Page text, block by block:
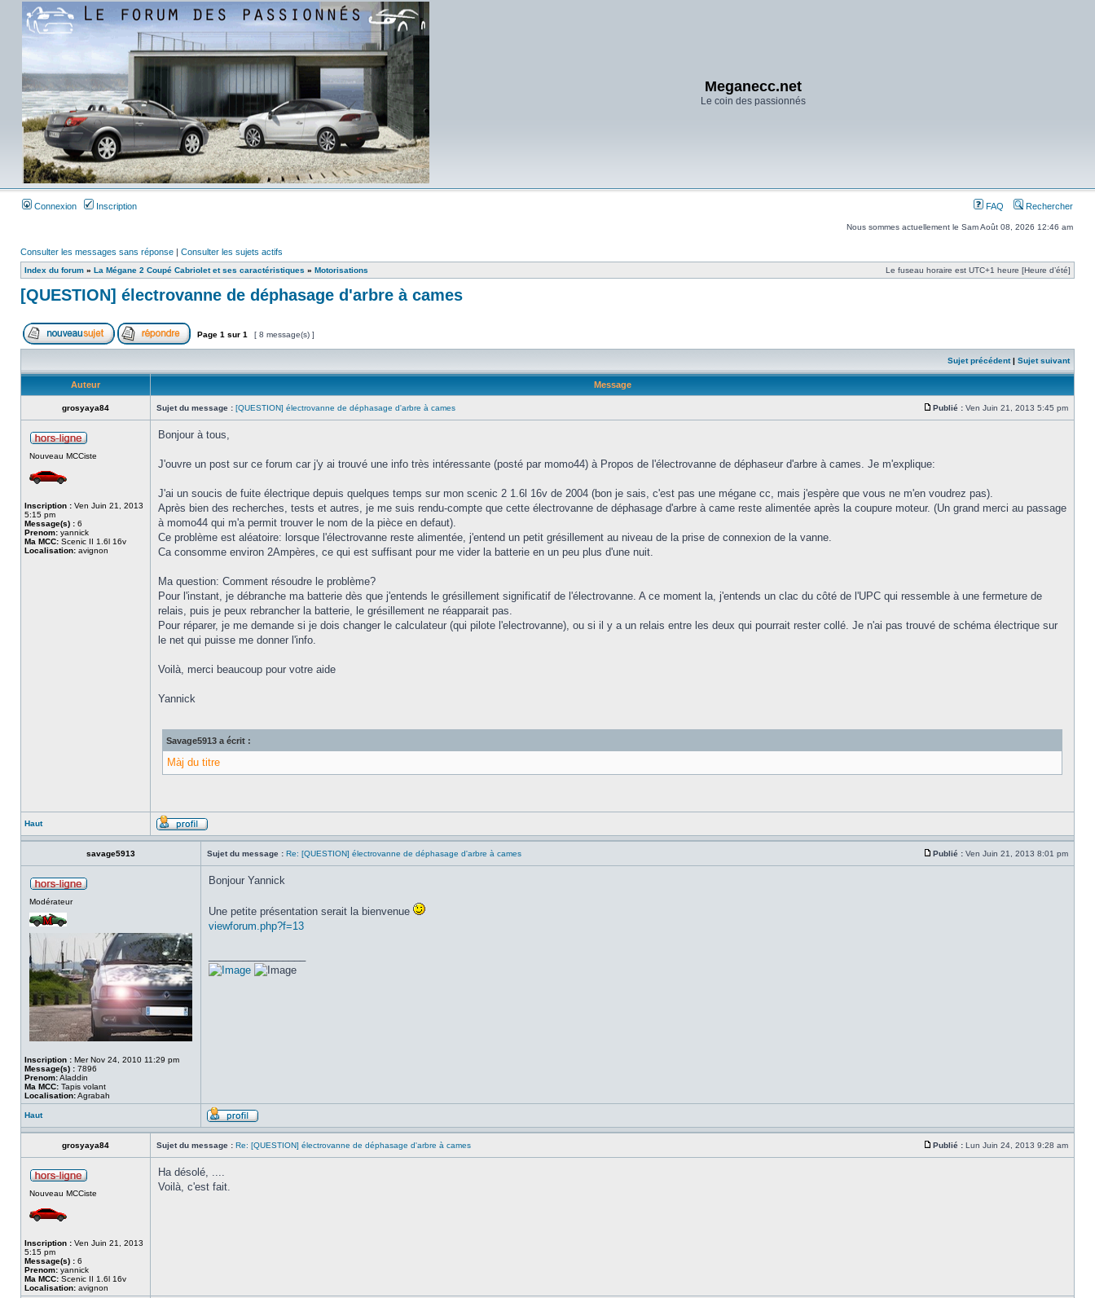
Meganecc.net
Le coin des passionnés
Connexion Inscription FAQ Rechercher
Nous sommes actuellement le Sam Août 08, 2026 12:46 am
Consulter les messages sans réponse | Consulter les sujets actifs
Index du forum » La Mégane 2 Coupé Cabriolet et ses caractéristiques » Motorisations Le fuseau horaire est UTC+1 heure [Heure d’été]
[QUESTION] électrovanne de déphasage d'arbre à cames
Page 1 sur 1 [ 8 message(s) ]
Sujet précédent| Sujet suivant
Auteur Message
grosyaya84 Sujet du message : [QUESTION] électrovanne de déphasage d'arbre à cames Publié : Ven Juin 21, 2013 5:45 pm
Nouveau MCCiste
Inscription : Ven Juin 21, 2013
5:15 pm
Message(s) : 6
Prenom: yannick
Ma MCC: Scenic II 1.6l 16v
Localisation: avignon
Bonjour à tous,
J'ouvre un post sur ce forum car j'y ai trouvé une info très intéressante (posté par momo44) à Propos de l'électrovanne de déphaseur d'arbre à cames. Je m'explique:
J'ai un soucis de fuite électrique depuis quelques temps sur mon scenic 2 1.6l 16v de 2004 (bon je sais, c'est pas une mégane cc, mais j'espère que vous ne m'en voudrez pas).
Après bien des recherches, tests et autres, je me suis rendu-compte que cette électrovanne de déphasage d'arbre à came reste alimentée après la coupure moteur. (Un grand merci au passage
à momo44 qui m'a permit trouver le nom de la pièce en defaut).
Ce problème est aléatoire: lorsque l'électrovanne reste alimentée, j'entend un petit grésillement au niveau de la prise de connexion de la vanne.
Ca consomme environ 2Ampères, ce qui est suffisant pour me vider la batterie en un peu plus d'une nuit.
Ma question: Comment résoudre le problème?
Pour l'instant, je débranche ma batterie dès que j'entends le grésillement significatif de l'électrovanne. A ce moment la, j'entends un clac du côté de l'UPC qui ressemble à une fermeture de
relais, puis je peux rebrancher la batterie, le grésillement ne réapparait pas.
Pour réparer, je me demande si je dois changer le calculateur (qui pilote l'electrovanne), ou si il y a un relais entre les deux qui pourrait rester collé. Je n'ai pas trouvé de schéma électrique sur
le net qui puisse me donner l'info.
Voilà, merci beaucoup pour votre aide
Yannick
Savage5913 a écrit :
Màj du titre
Haut
savage5913 Sujet du message : Re: [QUESTION] électrovanne de déphasage d'arbre à cames Publié : Ven Juin 21, 2013 8:01 pm
Modérateur
Inscription : Mer Nov 24, 2010 11:29 pm
Message(s) : 7896
Prenom:Aladdin
Ma MCC: Tapis volant
Localisation:Agrabah
Bonjour Yannick
Une petite présentation serait la bienvenue
viewforum.php?f=13
Haut
grosyaya84 Sujet du message : Re: [QUESTION] électrovanne de déphasage d'arbre à cames Publié : Lun Juin 24, 2013 9:28 am
Nouveau MCCiste
Inscription : Ven Juin 21, 2013
5:15 pm
Message(s) : 6
Prenom: yannick
Ma MCC: Scenic II 1.6l 16v
Localisation: avignon
Ha désolé, ....
Voilà, c'est fait.